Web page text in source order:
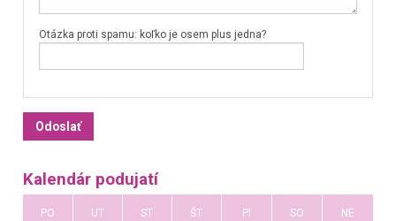
Otázka proti spamu: koľko je osem plus jedna?
Kalendár podujatí
PO UT ST ŠT PI SO NE